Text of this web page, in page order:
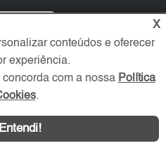
Sociais
X
conteúdos e oferecer
experiência.
com a nossa Política
.